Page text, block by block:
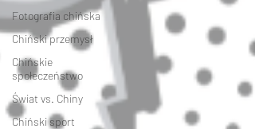
Fotografia chińska
Chiński przemysł
Chińskie
społeczeństwo
Świat vs. Chiny
Chiński sport